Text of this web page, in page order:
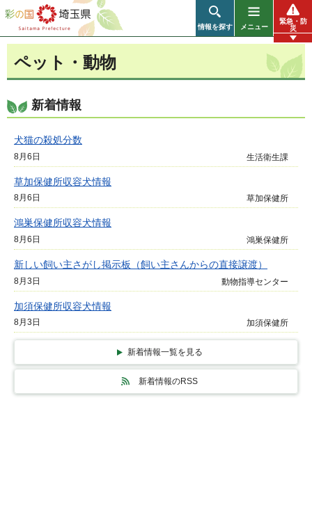
彩の国 埼玉県
情報を探す メニュー
緊急・防
災
ペット・動物
新着情報
犬猫の殺処分数
8月6日 生活衛生課
草加保健所収容犬情報
8月6日 草加保健所
鴻巣保健所収容犬情報
8月6日 鴻巣保健所
新しい飼い主さがし掲示板（飼い主さんからの直接譲渡）
8月3日 動物指導センター
加須保健所収容犬情報
8月3日 加須保健所
新着情報一覧を見る
新着情報のRSS